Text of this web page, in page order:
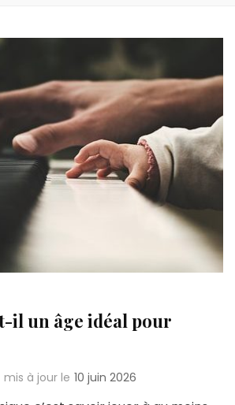
t-il un âge idéal pour
mis à jour le 10 juin 2026